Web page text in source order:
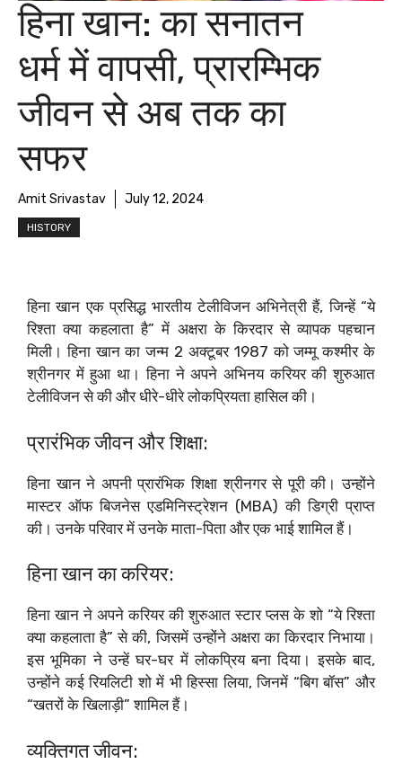
हिना खान: का सनातन
धर्म में वापसी, प्रारम्भिक
जीवन से अब तक का
सफर
Amit Srivastav July 12, 2024
HISTORY
हिना खान एक प्रसिद्ध भारतीय टेलीविजन अभिनेत्री हैं, जिन्हें “ये
रिश्ता क्या कहलाता है” में अक्षरा के किरदार से व्यापक पहचान
मिली। हिना खान का जन्म 2 अक्टूबर 1987 को जम्मू कश्मीर के
श्रीनगर में हुआ था। हिना ने अपने अभिनय करियर की शुरुआत
टेलीविजन से की और धीरे-धीरे लोकप्रियता हासिल की।
प्रारंभिक जीवन और शिक्षा:
हिना खान ने अपनी प्रारंभिक शिक्षा श्रीनगर से पूरी की। उन्होंने
मास्टर ऑफ बिजनेस एडमिनिस्ट्रेशन (MBA) की डिग्री प्राप्त
की। उनके परिवार में उनके माता-पिता और एक भाई शामिल हैं।
हिना खान का करियर:
हिना खान ने अपने करियर की शुरुआत स्टार प्लस के शो “ये रिश्ता
क्या कहलाता है” से की, जिसमें उन्होंने अक्षरा का किरदार निभाया।
इस भूमिका ने उन्हें घर-घर में लोकप्रिय बना दिया। इसके बाद,
उन्होंने कई रियलिटी शो में भी हिस्सा लिया, जिनमें “बिग बॉस” और
“खतरों के खिलाड़ी” शामिल हैं।
व्यक्तिगत जीवन: